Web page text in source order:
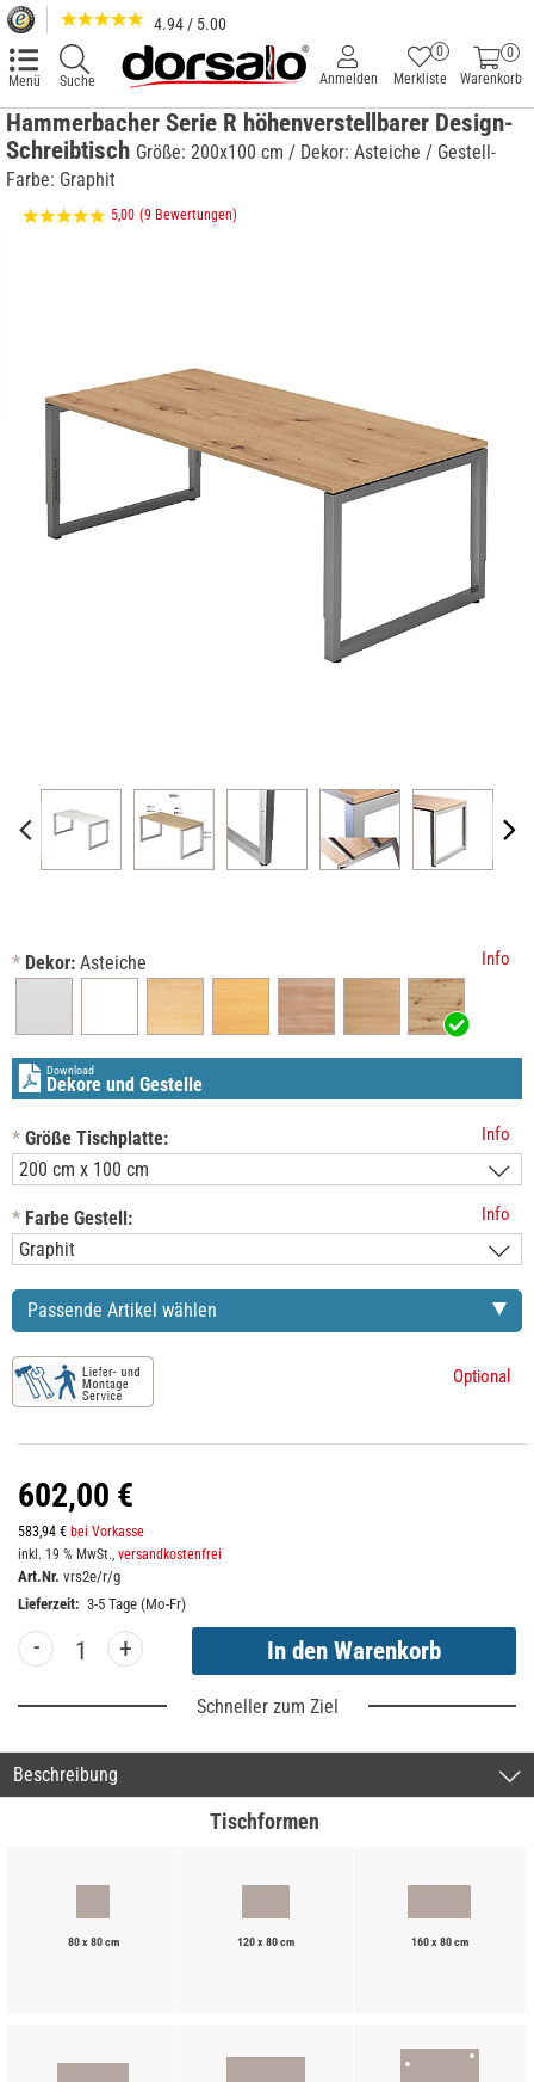
4.94 / 5.00
Menü Suche
0
Warenkorb
Merkliste
0
Anmelden
Hammerbacher Serie R höhenverstellbarer Design-
Schreibtisch Größe: 200x100 cm / Dekor: Asteiche / Gestell-
Farbe: Graphit
5,00 (9 Bewertungen)
* Dekor: Asteiche Info
Download
Dekore und Gestelle
* Größe Tischplatte: Info
* Farbe Gestell: Info
Passende Artikel wählen
Optional
602,00 €
583,94 € bei Vorkasse
inkl. 19 % MwSt., versandkostenfrei
Art.Nr. vrs2e/r/g
Lieferzeit: 3-5 Tage (Mo-Fr)
- +
Schneller zum Ziel
Beschreibung
Tischformen
80 x 80 cm 120 x 80 cm 160 x 80 cm